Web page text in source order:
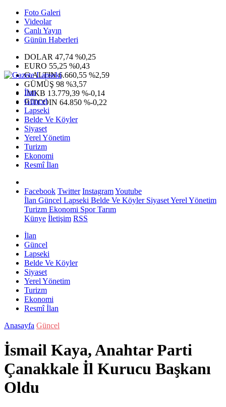
Foto Galeri
Videolar
Canlı Yayın
Günün Haberleri
DOLAR 47,74 %0,25
EURO 55,25 %0,43
G.ALTIN6.660,55 %2,59
GÜMÜŞ 98 %3,57
IMKB 13.779,39 %-0,14
BITCOIN 64.850 %-0,22
İlan
Güncel
Lapseki
Belde Ve Köyler
Siyaset
Yerel Yönetim
Turizm
Ekonomi
Resmî İlan
Facebook Twitter InstagramYoutube
İlan Güncel Lapseki Belde Ve KöylerSiyasetYerel Yönetim
Turizm Ekonomi SporTarım
Künye İletişim RSS
İlan
Güncel
Lapseki
Belde Ve Köyler
Siyaset
Yerel Yönetim
Turizm
Ekonomi
Resmî İlan
Anasayfa Güncel
İsmail Kaya, Anahtar Parti
Çanakkale İl Kurucu Başkanı
Oldu